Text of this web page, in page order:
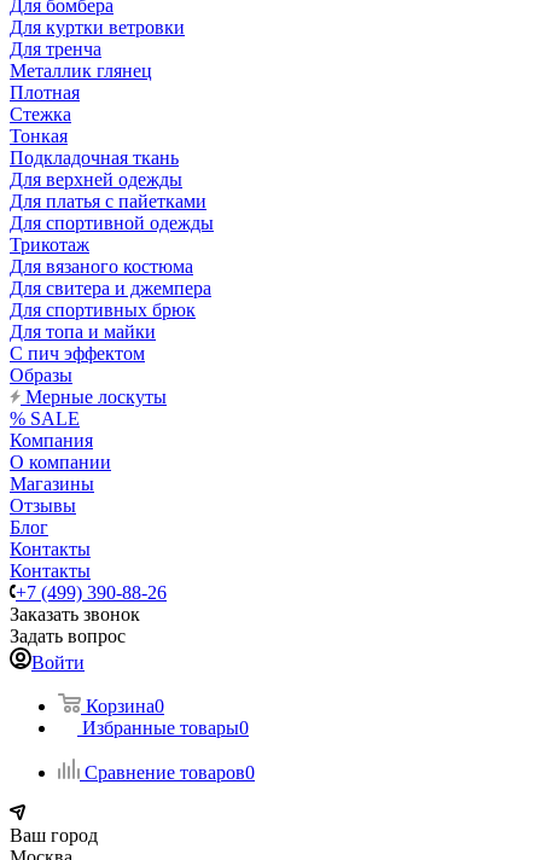
Для бомбера
Для куртки ветровки
Для тренча
Металлик глянец
Плотная
Стежка
Тонкая
Подкладочная ткань
Для верхней одежды
Для платья с пайетками
Для спортивной одежды
Трикотаж
Для вязаного костюма
Для свитера и джемпера
Для спортивных брюк
Для топа и майки
С пич эффектом
Образы
Мерные лоскуты
% SALE
Компания
О компании
Магазины
Отзывы
Блог
Контакты
Контакты
+7 (499) 390-88-26
Заказать звонок
Задать вопрос
Войти
Корзина0
Избранные товары0
Сравнение товаров0
Ваш город